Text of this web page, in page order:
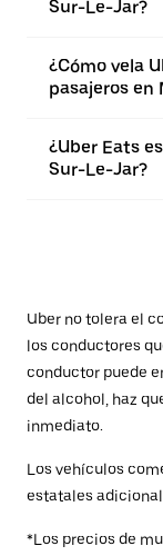
Sur-Le-Jar?
¿Cómo vela
pasajeros
¿Uber Eats
Sur-Le-Jar?
Uber no tolera el
los conductores
conductor puede
del alcohol, haz
inmediato.
Los vehículos
estatales
*Los precios de